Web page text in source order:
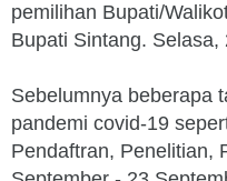
pemilihan Bupati/
Bupati Sintang. Selasa,
Sebelumnya beberapa
pandemi covid-19
Pendaftran, Penelitian,